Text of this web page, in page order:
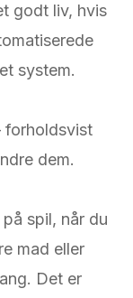
godt liv, hvis
system.
forholdsvist
dem.
spil, når du
mad eller
Det er